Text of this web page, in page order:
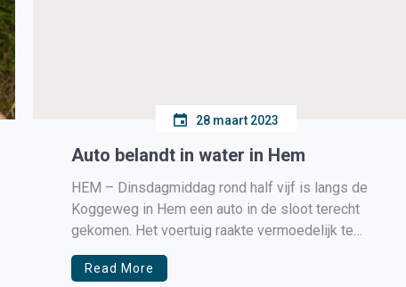
28 maart 2023
Auto belandt in water in Hem
HEM – Dinsdagmiddag rond half vijf is langs de
Koggeweg in Hem een auto in de sloot terecht
gekomen. Het voertuig raakte vermoedelijk te
water toen de bestuurster achteruit reed bij het
verlaten van een parkeerplaats. De ambulance
Read More